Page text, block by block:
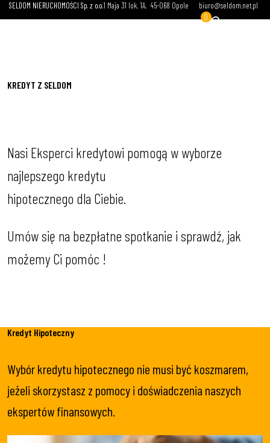
SELDOM NIERUCHOMOŚCI Sp. z o.o.1 Maja 31 lok. 1A 45-068 Opole biuro@seldom.net.pl
0
KREDYT Z SELDOM
Nasi Eksperci kredytowi pomogą w wyborze
najlepszego kredytu
hipotecznego dla Ciebie.
Umów się na bezpłatne spotkanie i sprawdź, jak
możemy Ci pomóc !
Kredyt Hipoteczny
Wybór kredytu hipotecznego nie musi być koszmarem,
jeżeli skorzystasz z pomocy i doświadczenia naszych
ekspertów finansowych.